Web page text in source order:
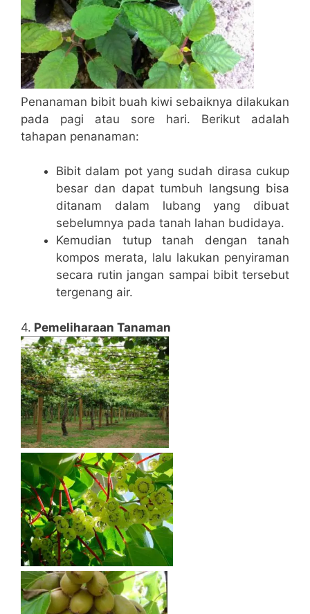
Penanaman bibit buah kiwi sebaiknya dilakukan
pada pagi atau sore hari. Berikut adalah
tahapan penanaman:
Bibit dalam pot yang sudah dirasa cukup
besar dan dapat tumbuh langsung bisa
ditanam dalam lubang yang dibuat
sebelumnya pada tanah lahan budidaya.
Kemudian tutup tanah dengan tanah
kompos merata, lalu lakukan penyiraman
secara rutin jangan sampai bibit tersebut
tergenang air.
4. Pemeliharaan Tanaman